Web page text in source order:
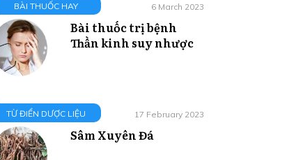
BÀI THUỐC HAY 6 March 2023
Bài thuốc trị bệnh
Thần kinh suy nhược
TỪ ĐIỂN DƯỢC LIỆU 17 February 2023
Sâm Xuyên Đá